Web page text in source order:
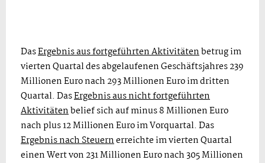
DasErgebnis aus fortgeführten Aktivitätenbetrug im
vierten Quartal des abgelaufenen Geschäftsjahres 239
Millionen Euro nach 293 Millionen Euro im dritten
Quartal. DasErgebnis aus nicht fortgeführten
Aktivitätenbelief sich auf minus 8 Millionen Euro
nach plus 12 Millionen Euro im Vorquartal. Das
Ergebnis nach Steuernerreichte im vierten Quartal
einen Wert von 231 Millionen Euro nach 305 Millionen